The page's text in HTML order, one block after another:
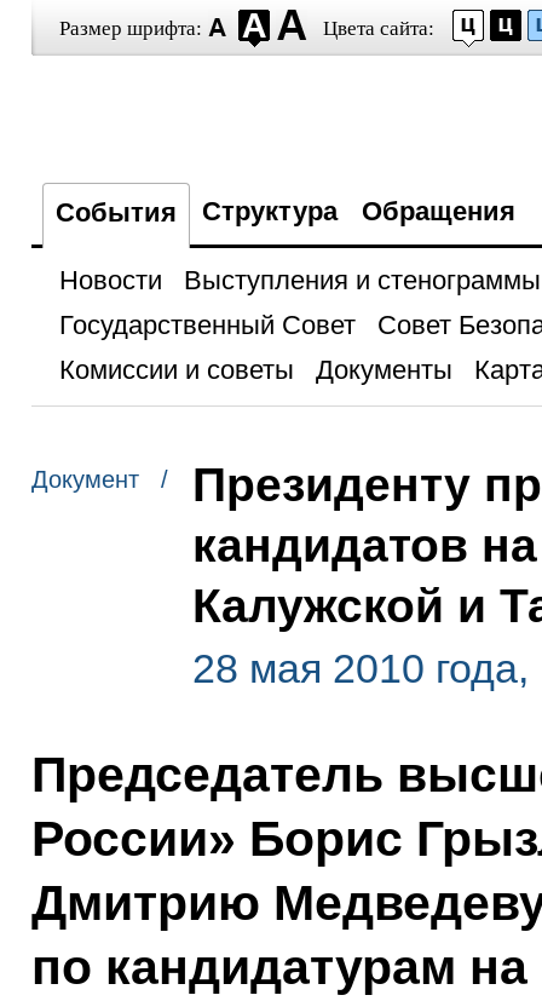
Размер шрифта: Цвета сайта:
События Структура Обращения
Новости
Выступления и стенограммы
Государственный Совет
Совет
Комиссии и советы
Документы
Документ /
Президенту
кандидатов
Калужской и
28 мая 2010 года,
Председатель
России» Борис
Дмитрию
по кандидатурам